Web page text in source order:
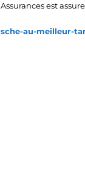
est
au-meilleur-